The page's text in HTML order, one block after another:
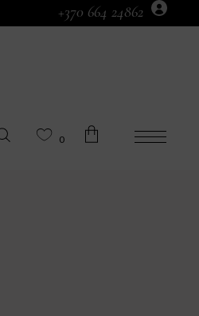
+370 664 24862
0